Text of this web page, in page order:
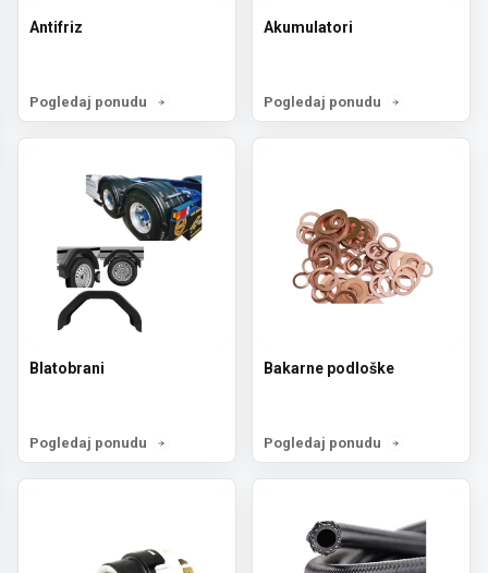
Antifriz
Pogledaj ponudu
Akumulatori
Pogledaj ponudu
Blatobrani
Pogledaj ponudu
Bakarne podloške
Pogledaj ponudu